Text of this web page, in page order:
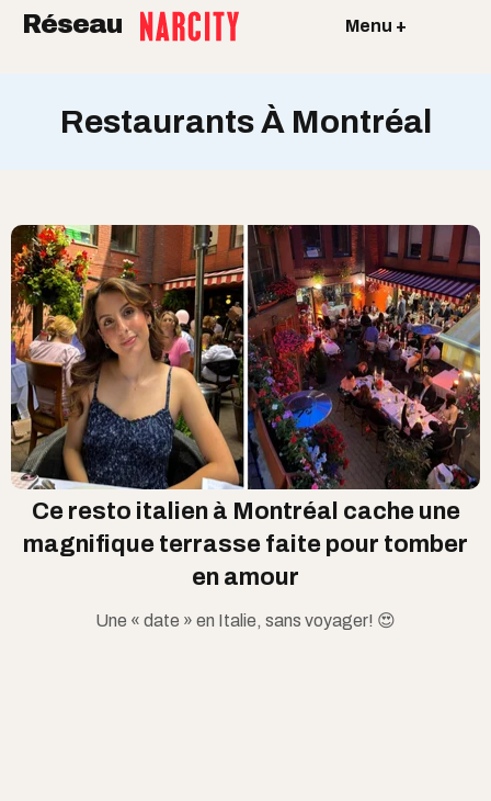
Réseau Menu +
Restaurants À Montréal
Ce resto italien à Montréal cache une
magnifique terrasse faite pour tomber
en amour
Une « date » en Italie, sans voyager! 😍